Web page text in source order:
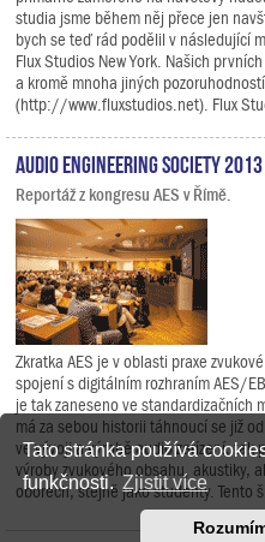
Tato stránka používá
funkčnosti. Zjistit více
studia jsme během něj přece jen
bych se teď rád podělil v následující
Flux Studios New York. Našich
a kromě mnoha jiných
(http://www.fluxstudios.net). Flux
Audio Engineering Society 2013
Reportáž z kongresu AES v Římě.
Zkratka AES je v oblasti praxe
spojení s digitálním rozhraním AES/
je tak zaneseno ve standardizačních
má za sebou historii táhnoucí se již
ve vývoji a výrobě audio zařízení, tak
výroby zvukového obsahu, akustiky,
oborech, stejně jako studenty. Tento